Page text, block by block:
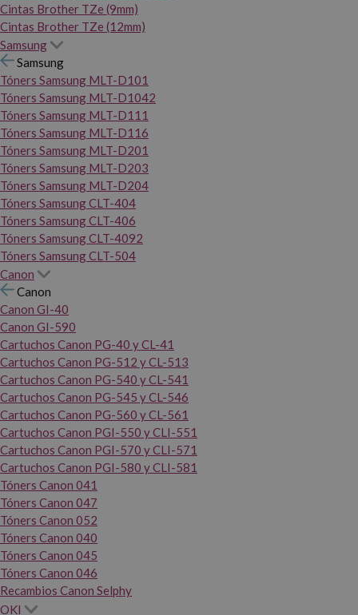
Cintas Brother TZe (9mm)
Cintas Brother TZe (12mm)
Samsung
Samsung
Tóners Samsung MLT-D101
Tóners Samsung MLT-D1042
Tóners Samsung MLT-D111
Tóners Samsung MLT-D116
Tóners Samsung MLT-D201
Tóners Samsung MLT-D203
Tóners Samsung MLT-D204
Tóners Samsung CLT-404
Tóners Samsung CLT-406
Tóners Samsung CLT-4092
Tóners Samsung CLT-504
Canon
Canon
Canon GI-40
Canon GI-590
Cartuchos Canon PG-40 y CL-41
Cartuchos Canon PG-512 y CL-513
Cartuchos Canon PG-540 y CL-541
Cartuchos Canon PG-545 y CL-546
Cartuchos Canon PG-560 y CL-561
Cartuchos Canon PGI-550 y CLI-551
Cartuchos Canon PGI-570 y CLI-571
Cartuchos Canon PGI-580 y CLI-581
Tóners Canon 041
Tóners Canon 047
Tóners Canon 052
Tóners Canon 040
Tóners Canon 045
Tóners Canon 046
Recambios Canon Selphy
OKI